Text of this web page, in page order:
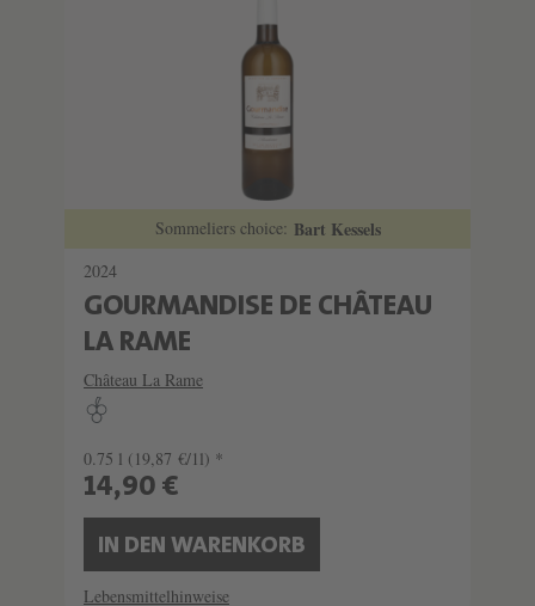
Sommeliers choice: Bart Kessels
2024
GOURMANDISE DE CHÂTEAU
LA RAME
Château La Rame
0.75 l (19,87 €/1l) *
14,90 €
IN DEN WARENKORB
Lebensmittelhinweise